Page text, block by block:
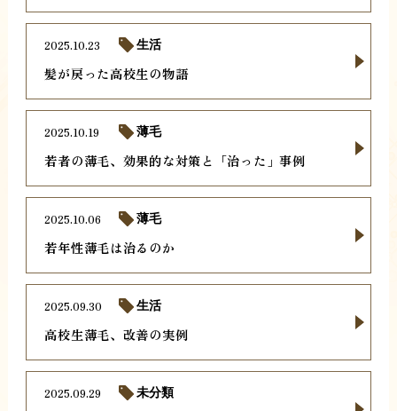
髪が戻った高校生の物語
2025.10.23 生活
若者の薄毛、効果的な対策と「治った」事例
2025.10.19 薄毛
若年性薄毛は治るのか
2025.10.06 薄毛
高校生薄毛、改善の実例
2025.09.30 生活
2025.09.29 未分類